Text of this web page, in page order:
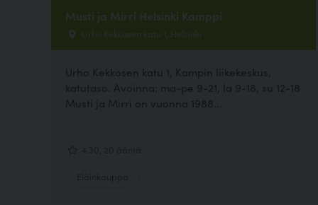
Musti ja Mirri Helsinki Kamppi
Urho Kekkosen katu 1, Helsinki
Urho Kekkosen katu 1, Kampin liikekeskus,
katutaso. Avoinna: ma-pe 9-21, la 9-18, su 12-18
Musti ja Mirri on vuonna 1988...